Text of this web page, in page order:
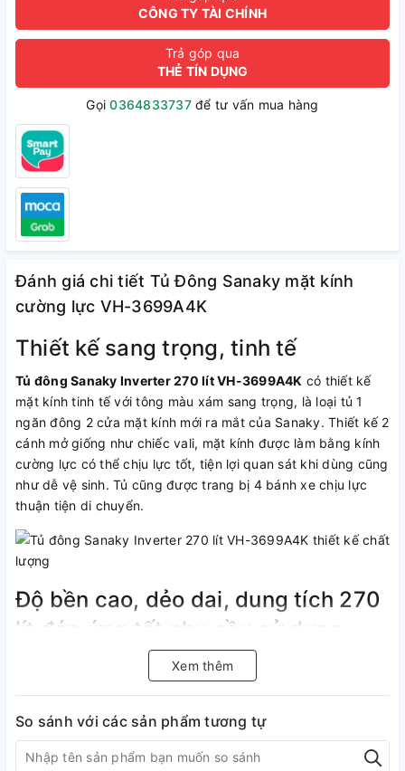
CÔNG TY TÀI CHÍNH
Trả góp qua
THẺ TÍN DỤNG
Gọi0364833737để tư vấn mua hàng
Đánh giá chi tiết Tủ Đông Sanaky mặt kính
cường lực VH-3699A4K
Thiết kế sang trọng, tinh tế
Tủ đông Sanaky Inverter 270 lít VH-3699A4K có thiết kế
mặt kính tinh tế với tông màu xám sang trọng, là loại tủ 1
ngăn đông 2 cửa mặt kính mới ra mắt của Sanaky. Thiết kế 2
cánh mở giống như chiếc vali, mặt kính được làm bằng kính
cường lực có thể chịu lực tốt, tiện lợi quan sát khi dùng cũng
như dễ vệ sinh. Tủ cũng được trang bị 4 bánh xe chịu lực
thuận tiện di chuyển.
Độ bền cao, dẻo dai, dung tích 270
lít đáp ứng tốt nhu cầu sử dụng
Tủ đông Sanaky Inverter 270 lít VH-3699A4K với dung tích
sử dụng là 270 lít, tủ thích hợp dùng cho gia đình 5 thành
nhựa ABS cao cấp, dẻo dai, chịu va đập tốt, bảo đảm độ
bền và tuổi thọ của sản phẩm. Bên cạnh đó, lòng tủ được
tráng bằng phẳng, tiện lợi cho việc vệ sinh định kỳ. Trong tủ
Xem thêm
So sánh với các sản phẩm tương tự